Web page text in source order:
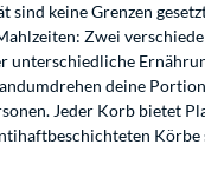
keine Grenzen
Zwei
deine
Jeder Korb bietet